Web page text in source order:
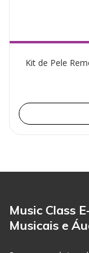
Kit de Pele
Music Class
Musicais e